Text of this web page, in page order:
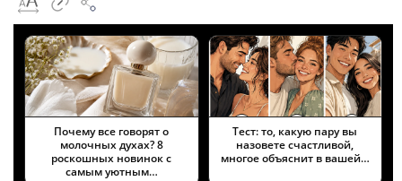
Почему все говорят о
молочных духах? 8
роскошных новинок с
самым уютным…
Тест: то, какую пару вы
назовете счастливой,
многое объяснит в вашей…